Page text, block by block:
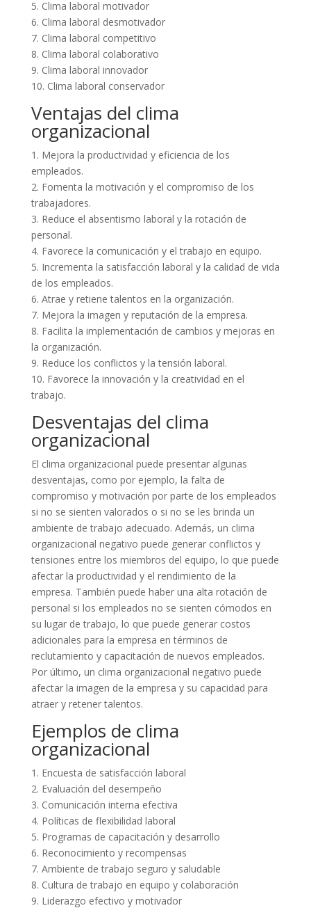
5. Clima laboral motivador
6. Clima laboral desmotivador
7. Clima laboral competitivo
8. Clima laboral colaborativo
9. Clima laboral innovador
10. Clima laboral conservador
Ventajas del clima
organizacional
1. Mejora la productividad y eficiencia de los
empleados.
2. Fomenta la motivación y el compromiso de los
trabajadores.
3. Reduce el absentismo laboral y la rotación de
personal.
4. Favorece la comunicación y el trabajo en equipo.
5. Incrementa la satisfacción laboral y la calidad de vida
de los empleados.
6. Atrae y retiene talentos en la organización.
7. Mejora la imagen y reputación de la empresa.
8. Facilita la implementación de cambios y mejoras en
la organización.
9. Reduce los conflictos y la tensión laboral.
10. Favorece la innovación y la creatividad en el
trabajo.
Desventajas del clima
organizacional
El clima organizacional puede presentar algunas
desventajas, como por ejemplo, la falta de
compromiso y motivación por parte de los empleados
si no se sienten valorados o si no se les brinda un
ambiente de trabajo adecuado. Además, un clima
organizacional negativo puede generar conflictos y
tensiones entre los miembros del equipo, lo que puede
afectar la productividad y el rendimiento de la
empresa. También puede haber una alta rotación de
personal si los empleados no se sienten cómodos en
su lugar de trabajo, lo que puede generar costos
adicionales para la empresa en términos de
reclutamiento y capacitación de nuevos empleados.
Por último, un clima organizacional negativo puede
afectar la imagen de la empresa y su capacidad para
atraer y retener talentos.
Ejemplos de clima
organizacional
1. Encuesta de satisfacción laboral
2. Evaluación del desempeño
3. Comunicación interna efectiva
4. Políticas de flexibilidad laboral
5. Programas de capacitación y desarrollo
6. Reconocimiento y recompensas
7. Ambiente de trabajo seguro y saludable
8. Cultura de trabajo en equipo y colaboración
9. Liderazgo efectivo y motivador